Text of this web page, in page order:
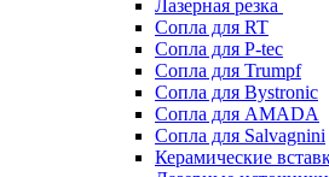
Лазерная резка
Сопла для RT
Сопла для P-tec
Сопла для Trumpf
Сопла для Bystronic
Сопла для AMADA
Сопла для Salvagnini
Керамические